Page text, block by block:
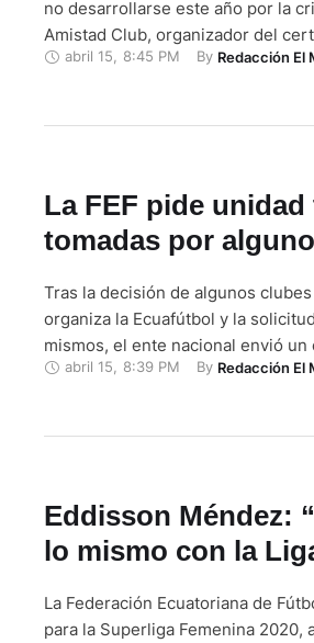
no desarrollarse este año por la
Amistad Club, organizador del
elección de su presidente tras la
abril 15 8:45 PM By Redacción El
La FEF pide
tomadas por
Tras la decisión de algunos
organiza la Ecuafútbol y la
mismos, el ente nacional envió
llamado a la unidad y recordó que
abril 15 8:39 PM By Redacción El
Eddisson Méndez:
lo mismo con la
La Federación Ecuatoriana de
para la Superliga Femenina